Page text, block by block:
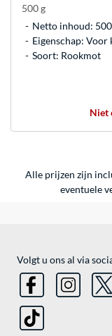
500 g
Netto inhoud:
Eigenschap: Voor
Soort: Rookmot
Niet
Alle prijzen zijn
eventuele
Volgt u ons al via